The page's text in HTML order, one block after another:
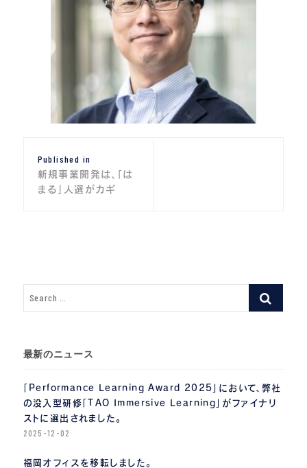
稿
ナ
シ
ョ
Published in
新規事業開発は、「は
まる」人選がカギ
最新のニュース
「Performance Learning Award 2025」において、弊社
の没入型研修「TAO Immersive Learning」がファイナリ
ストに選出されました。
2025-12-02
福岡オフィスを移転しました。